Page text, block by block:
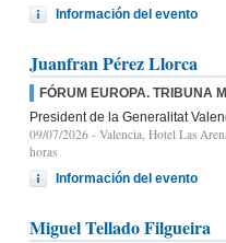
Información del evento
Juanfran Pérez Llorca
FÓRUM EUROPA. TRIBUNA
President de la Generalitat
09/07/2026 - Valencia, Hotel Las
horas
Información del evento
Miguel Tellado Filgueira